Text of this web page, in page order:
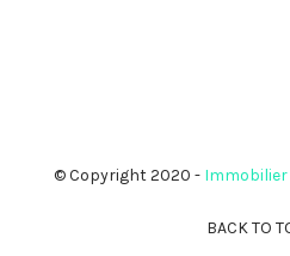
© Copyright 2020 -
BACK TO